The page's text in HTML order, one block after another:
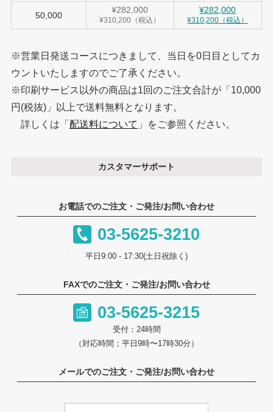
50,000
¥282,000
¥310,200（税込）
¥282,000
¥310,200（税込）
※営業日発送コースにつきまして、当日を0日目としてカ
ウントいたしますのでご了承ください。
※印刷サービス以外の商品は1回のご注文合計が「10,000
円(税抜)」以上で送料無料となります。
詳しくは「 配送料について 」をご参照ください。
カスタマーサポート
お電話でのご注文・ご発注/お問い合わせ
03-5625-3210
平日9:00 - 17:30(土日祝除く)
FAXでのご注文・ご発注/お問い合わせ
03-5625-3215
受付：24時間
（対応時間；平日9時〜17時30分）
メールでのご注文・ご発注/お問い合わせ